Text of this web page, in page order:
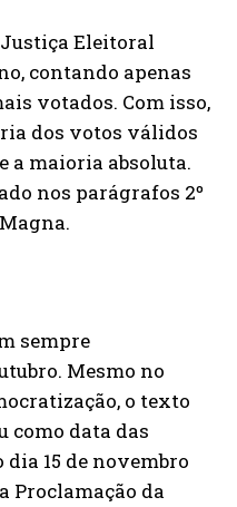
Justiça Eleitoral
contando apenas
votados. Com isso,
dos votos válidos
maioria absoluta.
nos parágrafos 2º
sempre
Mesmo no
o texto
como data das
15 de novembro
Proclamação da